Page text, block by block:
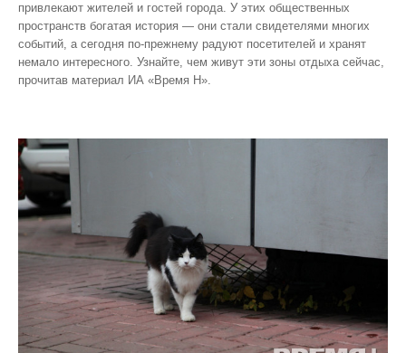
привлекают жителей и гостей города. У этих общественных
пространств богатая история — они стали свидетелями многих
событий, а сегодня по‑прежнему радуют посетителей и хранят
немало интересного. Узнайте, чем живут эти зоны отдыха сейчас,
прочитав материал ИА «Время Н».